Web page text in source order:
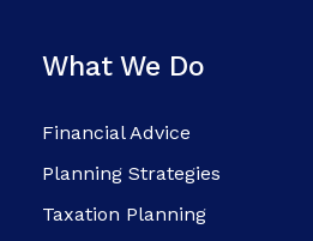
What We Do
Financial Advice
Planning Strategies
Taxation Planning